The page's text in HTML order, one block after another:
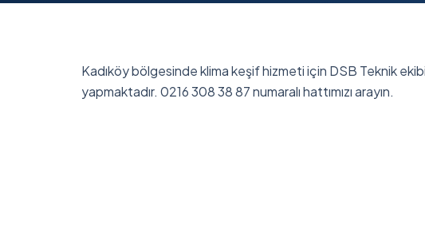
Kadıköy bölgesinde klima keşif hizmeti için DSB Teknik
yapmaktadır. 0216 308 38 87 numaralı hattımızı arayın.